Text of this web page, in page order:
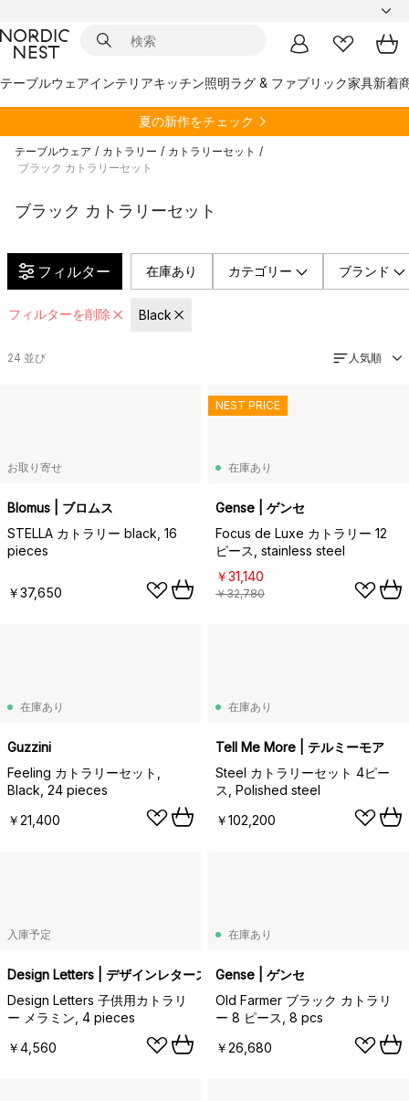
テーブルウェアインテリアキッチン照明ラグ & ファブリック家具新着
夏の新作をチェック
テーブルウェア / カトラリー / カトラリーセット /
ブラック カトラリーセット
ブラック カトラリーセット
フィルター 在庫あり カテゴリー ブランド
フィルターを削除 Black
24 並び 人気順
お取り寄せ
Blomus | ブロムス
STELLA カトラリー black, 16
pieces
￥37,650
在庫あり
Gense | ゲンセ
Focus de Luxe カトラリー 12
ピース, stainless steel
￥31,140
￥32,780
NEST PRICE
在庫あり
Guzzini
Feeling カトラリーセット,
Black, 24 pieces
￥21,400
在庫あり
Tell Me More | テルミーモア
Steel カトラリーセット 4ピー
ス, Polished steel
￥102,200
入庫予定
Design Letters | デザインレターズ
Design Letters 子供用カトラリ
ー メラミン, 4 pieces
￥4,560
在庫あり
Gense | ゲンセ
Old Farmer ブラック カトラリ
ー 8 ピース, 8 pcs
￥26,680